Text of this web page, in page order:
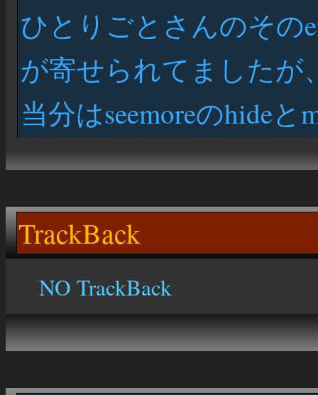
ひとりごとさんのその
が寄せられてましたが
当分はseemoreのhide
TrackBack
NO TrackBack